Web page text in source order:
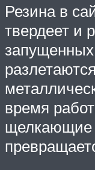
Резина в
твердеет и
запущенных
время
щелкающие